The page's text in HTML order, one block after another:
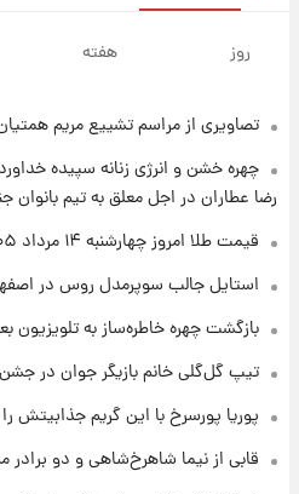
هسته‌ای در
۱۶ ساعت پیش
کرد
۱۸ ساعت پیش
۱۴۰۵/ نرخ‌ها ثابت ماند؟ +جدول
علی مطهری:
۱۸ ساعت پیش
روز هفته
تصاویری از مراسم تشییع مریم
چهره خشن و انرژی زنانه سپیده
رضا عطاران در اجل معلق به تیم
قیمت طلا امروز چهارشنبه ۱۴ مرداد ۱۴۰۵
استایل جالب سوپرمدل روس در
بازگشت چهره خاطره‌ساز به تلویزیون بعد از
تیپ گل‌گلی خانم بازیگر جوان در
پوریا پورسرخ با این گریم
قابی از نیما شاهرخ‌شاهی و دو برادر